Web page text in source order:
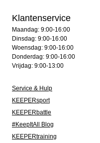
Klantenservice
Maandag: 9:00-16:00
Dinsdag: 9:00-16:00
Woensdag: 9:00-16:00
Donderdag: 9:00-16:00
Vrijdag: 9:00-13:00
Service & Hulp
KEEPERsport
KEEPERbattle
#KeepItAll Blog
KEEPERtraining